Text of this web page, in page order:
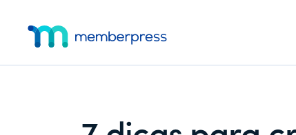
adicional
associação